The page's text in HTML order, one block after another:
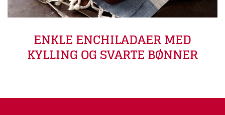
ENKLE ENCHILADAER MED
KYLLING OG SVARTE BØNNER